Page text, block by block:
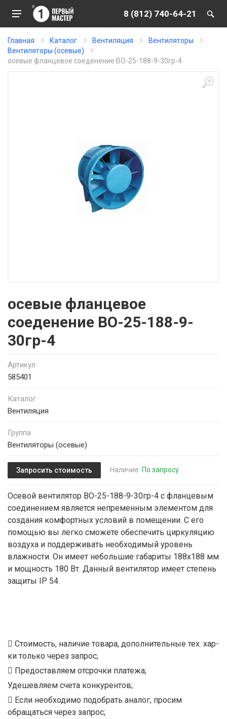
8 (812) 740-64-21
Главная Каталог Вентиляция
Вентиляторы
Вентиляторы (осевые)
осевые фланцевое соеденение ВО-25-188-9-30гр-4
осевые фланцевое
соеденение ВО-25-188-9-
30гр-4
Артикул
585401
Каталог
Вентиляция
Группа
Вентиляторы (осевые)
Запросить стоимость Наличие: По запросу
Осевой вентилятор ВО-25-188-9-30гр-4 с фланцевым
соединением является непременным элементом для
создания комфортных условий в помещении. С его
помощью вы легко сможете обеспечить циркуляцию
воздуха и поддерживать необходимый уровень
влажности. Он имеет небольшие габариты 188х188 мм
и мощность 180 Вт. Данный вентилятор имеет степень
защиты IP 54.
Стоимость, наличие товара, дополнительные тех. хар-
ки только через запрос;
Предоставляем отсрочки платежа;
Удешевляем счета конкурентов;
Если необходимо подобрать аналог, просим
обращаться через запрос;